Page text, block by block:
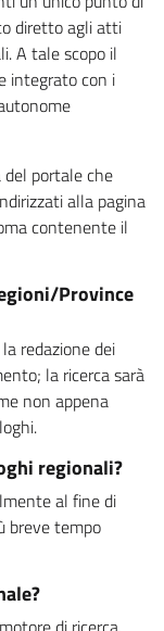
diretto agli atti
A tale scopo il
integrato con i
portale che
alla pagina
contenente il
Province
redazione dei
la ricerca sarà
non appena
regionali?
al fine di
breve tempo